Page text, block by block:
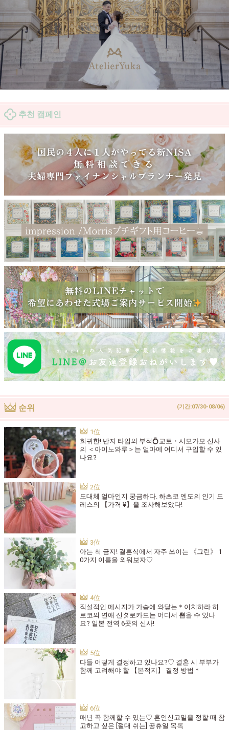
추천 캠페인
순위 (기간:07/30-08/06)
희귀한! 반지 타입의 부적💍교토・시모가모 신사
의 ＜아이노와루＞는 얼마에 어디서 구입할 수 있
나요?
도대체 얼마인지 궁금하다. 하츠코 엔도의 인기 드
레스의 【가격 ¥】을 조사해보았다!
아는 척 금지! 결혼식에서 자주 쓰이는 《그린》 1
0가지 이름을 외워보자♡
직설적인 메시지가 가슴에 와닿는＊이치하라 히
로코의 연애 신タ로카드는 어디서 뽑을 수 있나
요? 일본 전역 6곳의 신사!
다들 어떻게 결정하고 있나요?♡ 결혼 시 부부가
함께 고려해야 할 【본적지】 결정 방법＊
매년 꼭 함께할 수 있는♡ 혼인신고일을 정할 때 참
고하고 싶은 [절대 쉬는] 공휴일 목록